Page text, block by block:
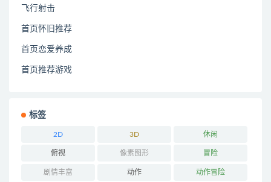
飞行射击
首页怀旧推荐
首页恋爱养成
首页推荐游戏
标签
2D 3D 休闲
俯视 像素图形 冒险
剧情丰富 动作 动作冒险